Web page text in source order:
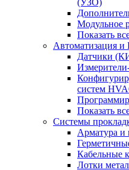
(УЗО)
Модульное
Показать
Автоматизация
Датчики
систем
Показать
Системы
Арматура и
Кабельные
Лотки